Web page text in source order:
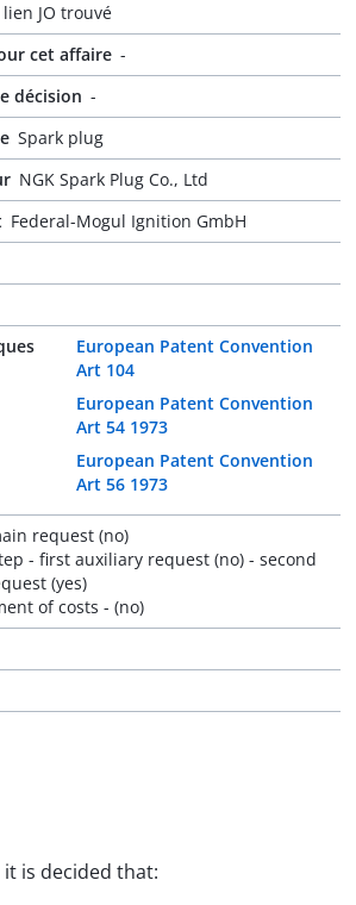
JO trouvé
cet affaire -
décision -
Spark plug
NGK Spark Plug Co., Ltd
Federal-Mogul Ignition GmbH
European Patent Convention
Art 104
European Patent Convention
Art 54 1973
European Patent Convention
Art 56 1973
request (no)
- first auxiliary request (no) - second
(yes)
of costs - (no)
is decided that: